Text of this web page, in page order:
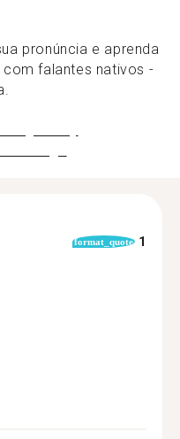
pronúncia e aprenda
falantes nativos -
format_quote 1